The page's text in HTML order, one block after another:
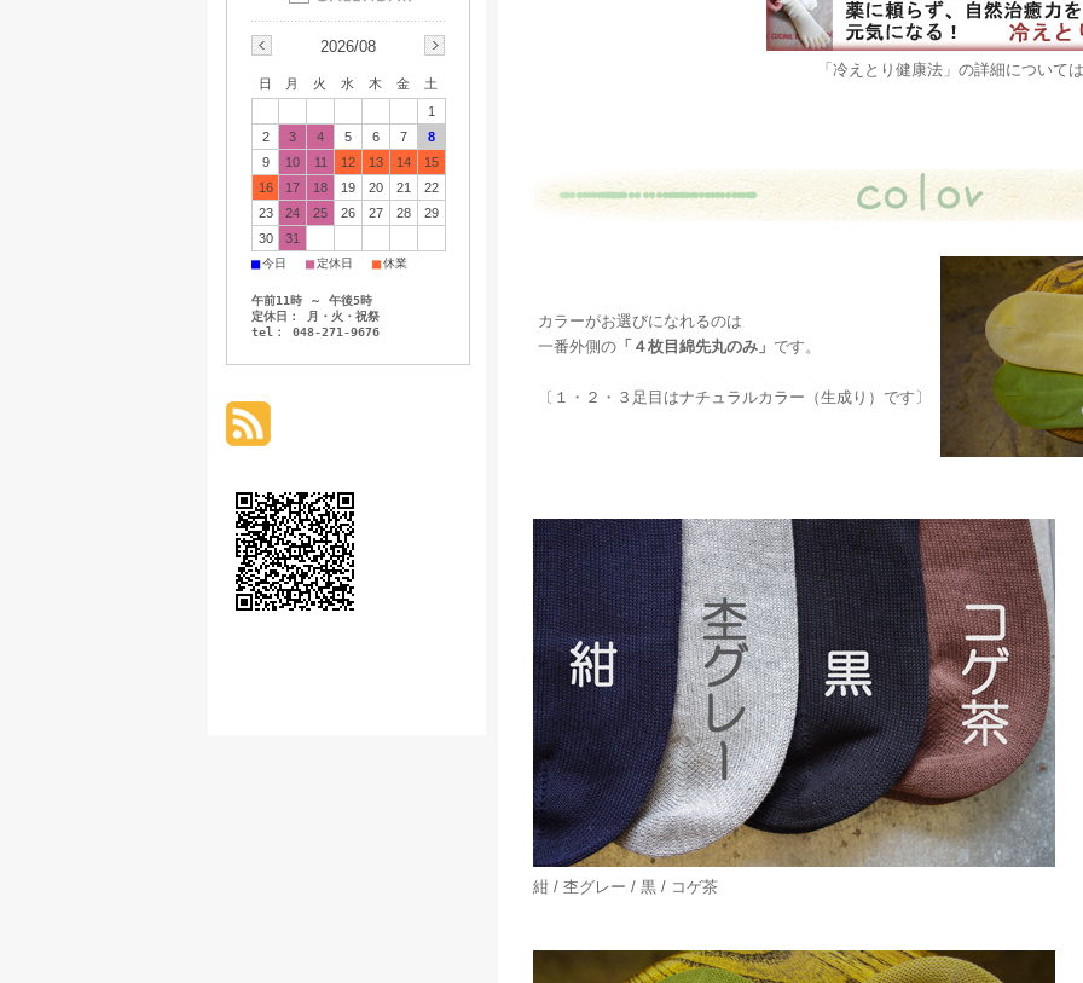
「冷えとり健康法」の詳細について
カラーがお選びになれるのは
一番外側の 「４枚目綿先丸のみ」 です。
〔１・２・３足目はナチュラルカラー（生成り）です〕
紺 / 杢グレー / 黒 / コゲ茶
2026/08
日 月 火 水 木 金
土
1
2
3 4 5 6 7
8
9
10 11 12 13 14
15
16
17 18 19 20 21
22
23
24 25 26 27 28
29
30
31
■今日 ■定休日 ■休業
午前11時 ～ 午後5時
定休日： 月・火・祝祭
tel： 048-271-9676